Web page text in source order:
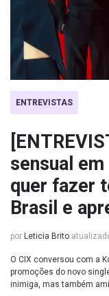
ENTREVISTAS
sensual em
quer fazer
Brasil e
por Leticia Brito
O CIX conversou com a
promoções do novo
inimiga, mas também